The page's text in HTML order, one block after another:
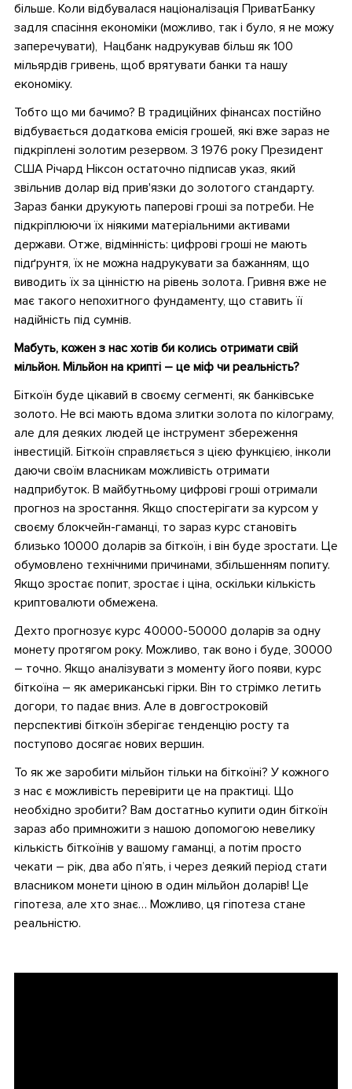
більше. Коли відбувалася націоналізація ПриватБанку
задля спасіння економіки (можливо, так і було, я не можу
заперечувати), Нацбанк надрукував більш як 100
мільярдів гривень, щоб врятувати банки та нашу
економіку.
Тобто що ми бачимо? В традиційних фінансах постійно
відбувається додаткова емісія грошей, які вже зараз не
підкріплені золотим резервом. З 1976 року Президент
США Річард Ніксон остаточно підписав указ, який
звільнив долар від прив'язки до золотого стандарту.
Зараз банки друкують паперові гроші за потреби. Не
підкріплюючи їх ніякими матеріальними активами
держави. Отже, відмінність: цифрові гроші не мають
підґрунтя, їх не можна надрукувати за бажанням, що
виводить їх за цінністю на рівень золота. Гривня вже не
має такого непохитного фундаменту, що ставить її
надійність під сумнів.
Мабуть, кожен з нас хотів би колись отримати свій
мільйон. Мільйон на крипті – це міф чи реальність?
Біткоїн буде цікавий в своєму сегменті, як банківське
золото. Не всі мають вдома злитки золота по кілограму,
але для деяких людей це інструмент збереження
інвестицій. Біткоїн справляється з цією функцією, інколи
даючи своїм власникам можливість отримати
надприбуток. В майбутньому цифрові гроші отримали
прогноз на зростання. Якщо спостерігати за курсом у
своєму блокчейн-гаманці, то зараз курс становіть
близько 10000 доларів за біткоїн, і він буде зростати. Це
обумовлено технічними причинами, збільшенням попиту.
Якщо зростає попит, зростає і ціна, оскільки кількість
криптовалюти обмежена.
Дехто прогнозує курс 40000-50000 доларів за одну
монету протягом року. Можливо, так воно і буде, 30000
– точно. Якщо аналізувати з моменту його появи, курс
біткоїна – як американські гірки. Він то стрімко летить
догори, то падає вниз. Але в довгостроковій
перспективі біткоїн зберігає тенденцію росту та
поступово досягає нових вершин.
То як же заробити мільйон тільки на біткоїні? У кожного
з нас є можливість перевірити це на практиці. Що
необхідно зробити? Вам достатньо купити один біткоїн
зараз або примножити з нашою допомогою невелику
кількість біткоїнів у вашому гаманці, а потім просто
чекати – рік, два або п’ять, і через деякий період стати
власником монети ціною в один мільйон доларів! Це
гіпотеза, але хто знає… Можливо, ця гіпотеза стане
реальністю.